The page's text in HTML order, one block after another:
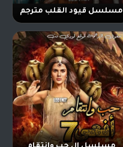
مسلسل قيود القلب مترجم